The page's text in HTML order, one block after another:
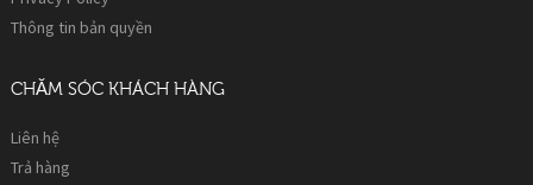
Thông tin bản quyền
CHĂM SÓC KHÁCH HÀNG
Liên hệ
Trả hàng